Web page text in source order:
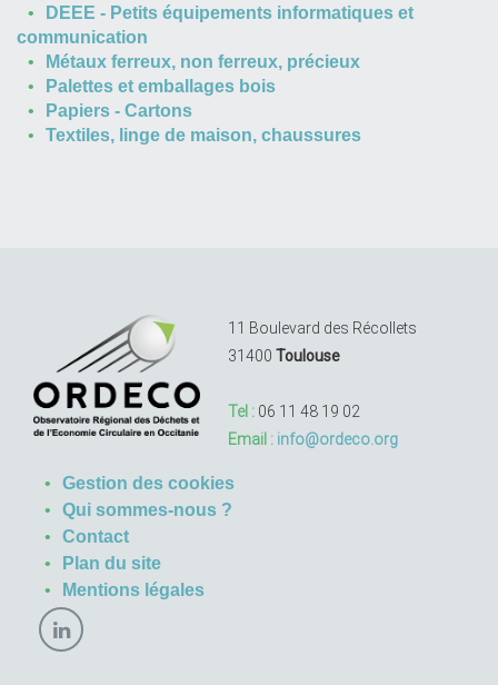
DEEE - Petits équipements informatiques et
communication
Métaux ferreux, non ferreux, précieux
Palettes et emballages bois
Papiers - Cartons
Textiles, linge de maison, chaussures
11 Boulevard des Récollets
31400 Toulouse
Tel : 06 11 48 19 02
Email : info@ordeco.org
Gestion des cookies
Qui sommes-nous ?
Contact
Plan du site
Mentions légales